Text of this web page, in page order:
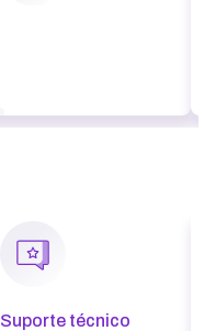
Suporte técnico